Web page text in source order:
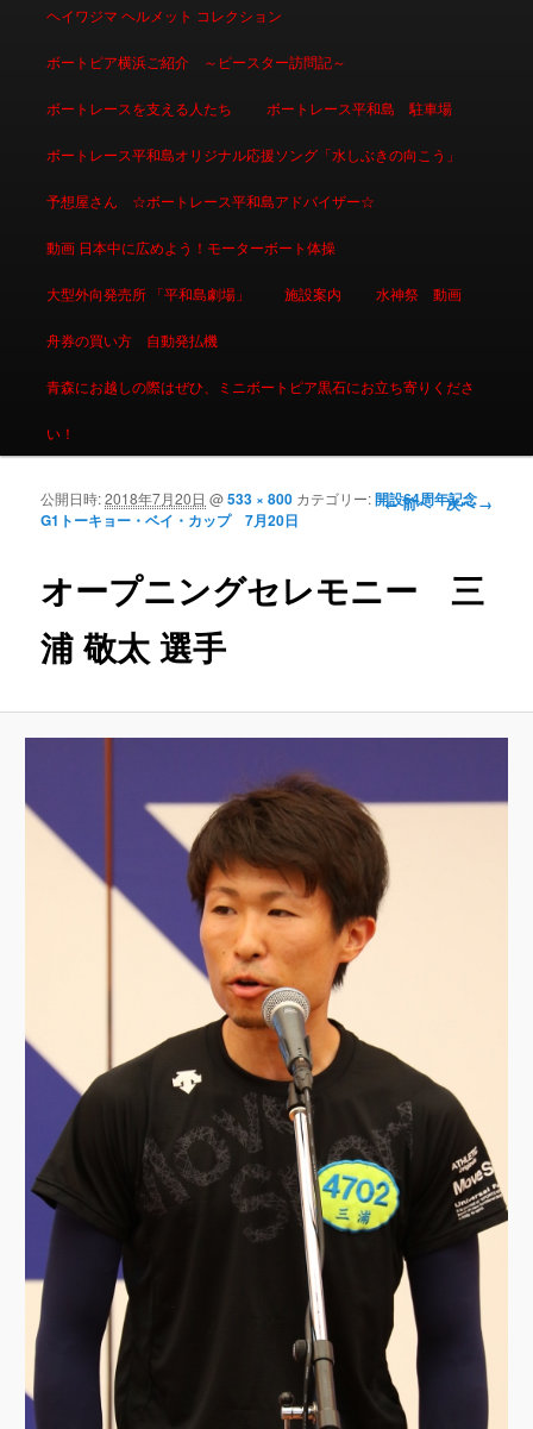
ヘイワジマ ヘルメット コレクション
ボートピア横浜ご紹介 ～ピースター訪問記～
ボートレースを支える人たち ボートレース平和島 駐車場
ボートレース平和島オリジナル応援ソング「水しぶきの向こう」
予想屋さん ☆ボートレース平和島アドバイザー☆
動画 日本中に広めよう！モーターボート体操
大型外向発売所 「平和島劇場」 施設案内 水神祭 動画
舟券の買い方 自動発払機
青森にお越しの際はぜひ、ミニボートピア黒石にお立ち寄りくださ
い！
画像ナビゲーシ
← 前へ 次へ →
オープニングセレモニー 三
浦 敬太 選手
公開日時:2018年7月20日 @533 × 800 カテゴリー:開設64周年記念
G1トーキョー・ベイ・カップ 7月20日